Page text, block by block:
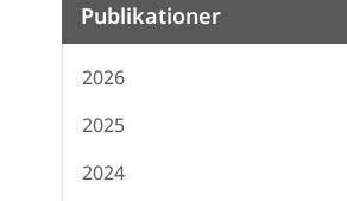
Publikationer
2026
2025
2024